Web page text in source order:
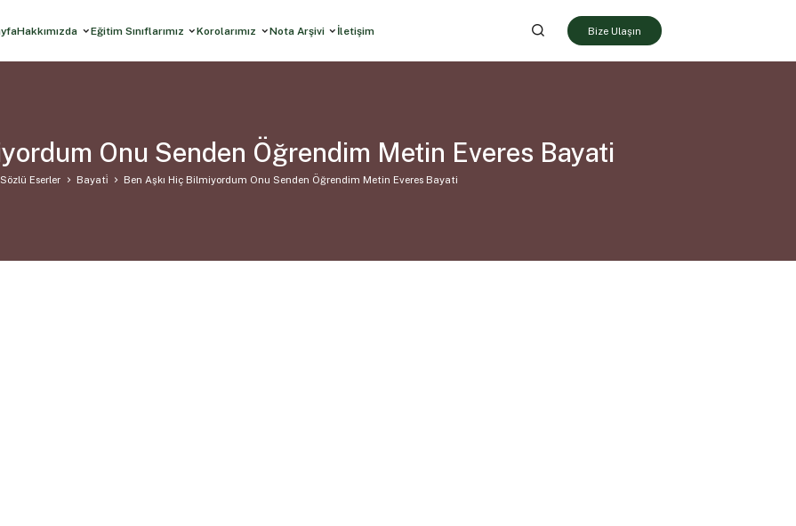
Hakkımızda Eğitim Sınıflarımız Korolarımız Nota Arşivi İletişim Bize Ulaşın
Onu Senden Öğrendim Metin Everes Bayati
Sözlü Eserler Bayati̇ Ben Aşkı Hiç Bilmiyordum Onu Senden Öğrendim Metin Everes Bayati